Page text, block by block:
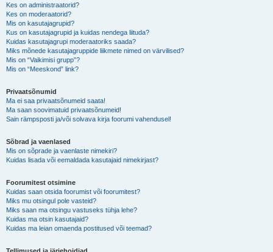
Kes on administraatorid?
Kes on moderaatorid?
Mis on kasutajagrupid?
Kus on kasutajagrupid ja kuidas nendega liituda?
Kuidas kasutajagrupi moderaatoriks saada?
Miks mõnede kasutajagruppide liikmete nimed on värvilised?
Mis on “Vaikimisi grupp”?
Mis on “Meeskond” link?
Privaatsõnumid
Ma ei saa privaatsõnumeid saata!
Ma saan soovimatuid privaatsõnumeid!
Sain rämpsposti ja/või solvava kirja foorumi vahendusel!
Sõbrad ja vaenlased
Mis on sõprade ja vaenlaste nimekiri?
Kuidas lisada või eemaldada kasutajaid nimekirjast?
Foorumitest otsimine
Kuidas saan otsida foorumist või foorumitest?
Miks mu otsingul pole vasteid?
Miks saan ma otsingu vastuseks tühja lehe?
Kuidas ma otsin kasutajaid?
Kuidas ma leian omaenda postitused või teemad?